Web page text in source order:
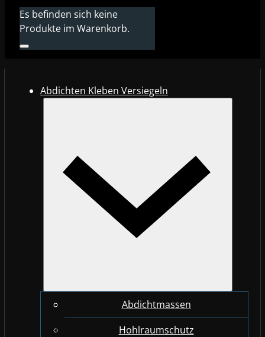
Es befinden sich keine
Produkte im Warenkorb.
Abdichten Kleben Versiegeln
Abdichtmassen
Hohlraumschutz